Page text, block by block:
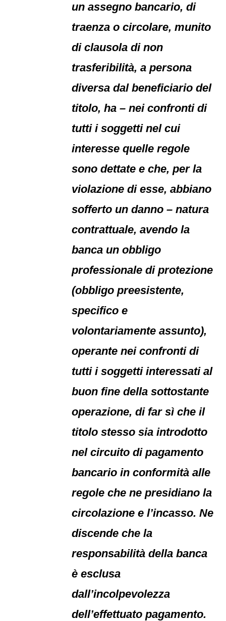
un assegno bancario, di
traenza o circolare, munito
di clausola di non
trasferibilità, a persona
diversa dal beneficiario del
titolo, ha – nei confronti di
tutti i soggetti nel cui
interesse quelle regole
sono dettate e che, per la
violazione di esse, abbiano
sofferto un danno – natura
contrattuale, avendo la
banca un obbligo
professionale di protezione
(obbligo preesistente,
specifico e
volontariamente assunto),
operante nei confronti di
tutti i soggetti interessati al
buon fine della sottostante
operazione, di far sì che il
titolo stesso sia introdotto
nel circuito di pagamento
bancario in conformità alle
regole che ne presidiano la
circolazione e l’incasso. Ne
discende che la
responsabilità della banca
è esclusa
dall’incolpevolezza
dell’effettuato pagamento.